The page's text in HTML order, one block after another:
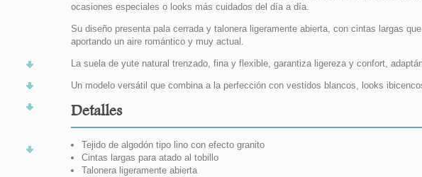
ocasiones especiales o looks más cuidados del día a día.
Su diseño presenta pala cerrada y talonera ligeramente abierta, con cintas largas
aportando un aire romántico y muy actual.
La suela de yute natural trenzado, fina y flexible, garantiza ligereza y confort,
Un modelo versátil que combina a la perfección con vestidos blancos, looks
Detalles
Tejido de algodón tipo lino con efecto granito
Cintas largas para atado al tobillo
Talonera ligeramente abierta